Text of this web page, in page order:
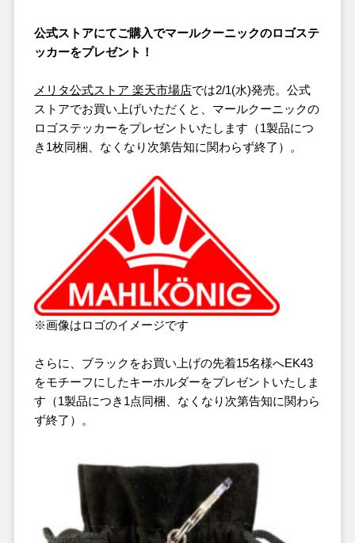
公式ストアにてご購入でマールクーニックのロゴステ
ッカーをプレゼント！
メリタ公式ストア 楽天市場店では2/1(水)発売。公式
ストアでお買い上げいただくと、マールクーニックの
ロゴステッカーをプレゼントいたします（1製品につ
き1枚同梱、なくなり次第告知に関わらず終了）。
※画像はロゴのイメージです
さらに、ブラックをお買い上げの先着15名様へEK43
をモチーフにしたキーホルダーをプレゼントいたしま
す（1製品につき1点同梱、なくなり次第告知に関わら
ず終了）。